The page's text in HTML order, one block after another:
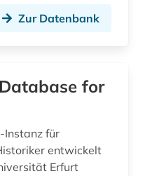
Zur Datenbank
for
Instanz für
entwickelt
Erfurt